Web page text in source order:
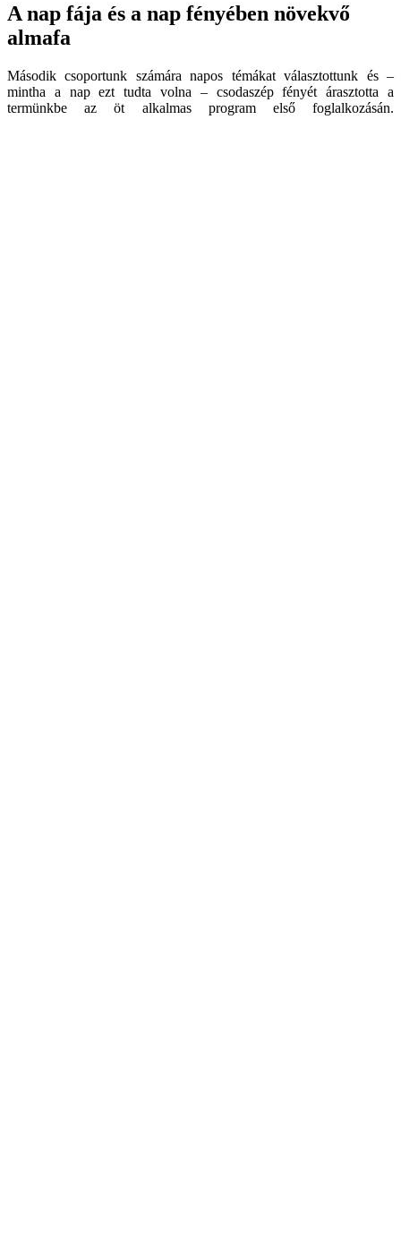
A nap fája és a nap fényében növekvő
almafa
Második csoportunk számára napos témákat választottunk és –
mintha a nap ezt tudta volna – csodaszép fényét árasztotta a
termünkbe az öt alkalmas program első foglalkozásán.